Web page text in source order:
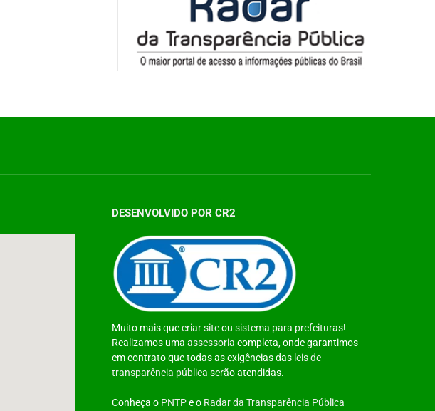
DESENVOLVIDO POR CR2
Muito mais quecriar siteou sistema para prefeituras!
Realizamos uma assessoria completa, onde garantimos
em contrato que todas as exigências das leis de
transparência pública serão atendidas.
Conheça o PNTPe o Radar da Transparência Pública